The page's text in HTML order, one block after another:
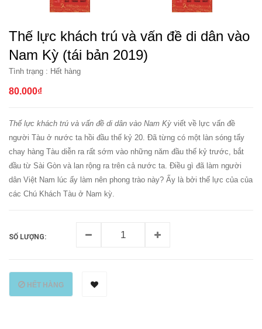
Thế lực khách trú và vấn đề di dân vào
Nam Kỳ (tái bản 2019)
Tình trạng : Hết hàng
80.000₫
Thế lực khách trú và vấn đề di dân vào Nam Kỳ viết về lực vấn đề
người Tàu ở nước ta hồi đầu thế kỷ 20. Đã từng có một làn sóng tẩy
chay hàng Tàu diễn ra rất sớm vào những năm đầu thế kỷ trước, bắt
đầu từ Sài Gòn và lan rộng ra trên cả nước ta. Điều gì đã làm người
dân Việt Nam lúc ấy làm nên phong trào này? Ấy là bởi thế lực của của
các Chú Khách Tàu ở Nam kỳ.
SỐ LƯỢNG:
HẾT HÀNG